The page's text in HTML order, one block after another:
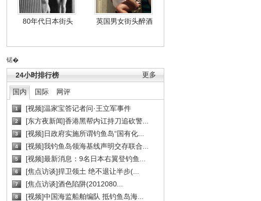
80年代日本街头 英国男女街头醉酒
锘�
更多
24小时排行榜
国内 国际 网评
1 [视频]温家宝答记者问·王立军事件
2 [东方夜新闻]香港黑帮内讧持刀追砍警...
3 [视频]日政府实施所谓钓鱼岛“国有化...
4 [视频]我钓鱼岛领海基线声明交存联合...
5 [视频]最新消息：9名日本右翼登钓鱼...
6 [焦点访谈]捍卫领土 绝不退让半步(...
7 [焦点访谈]酒色陷阱(2012080...
8 [视频]中国海监船舶编队 抵钓鱼岛海...